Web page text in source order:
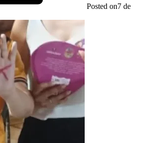
Posted on7 de